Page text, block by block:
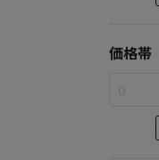
価格帯